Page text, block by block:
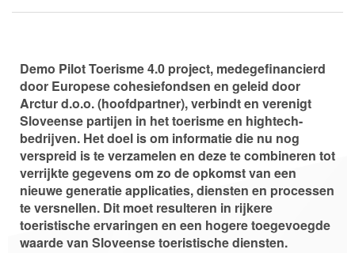
Demo Pilot Toerisme 4.0 project, medegefinancierd
door Europese cohesiefondsen en geleid door
Arctur d.o.o. (hoofdpartner), verbindt en verenigt
Sloveense partijen in het toerisme en hightech-
bedrijven. Het doel is om informatie die nu nog
verspreid is te verzamelen en deze te combineren tot
verrijkte gegevens om zo de opkomst van een
nieuwe generatie applicaties, diensten en processen
te versnellen. Dit moet resulteren in rijkere
toeristische ervaringen en een hogere toegevoegde
waarde van Sloveense toeristische diensten.